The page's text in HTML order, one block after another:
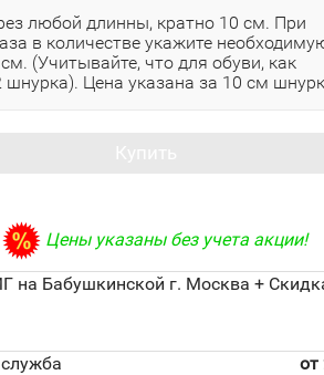
любой длинны, кратно 10 см. При
в количестве укажите
(Учитывайте, что для обуви, как
Цена указана за 10 см
Цены указаны без учета акции!
на Бабушкинской г. Москва +